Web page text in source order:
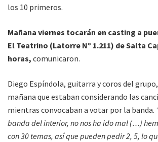
los 10 primeros.
Mañana viernes tocarán en casting a
El Teatrino (Latorre Nº 1.211) de Salta
horas, comunicaron.
Diego Espíndola, guitarra y coros del
mañana que estaban considerando las
mientras convocaban a votar por la banda.
banda del interior, no nos ha ido mal (…)
con 30 temas, así que pueden pedir 2, 5, lo